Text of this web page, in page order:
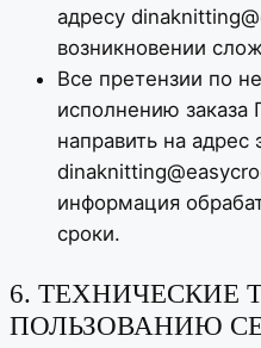
адресу
возникновении
Все претензии по
исполнению заказа
направить на
информация
сроки.
6. ТЕХНИЧЕСКИЕ
ПОЛЬЗОВАНИЮ